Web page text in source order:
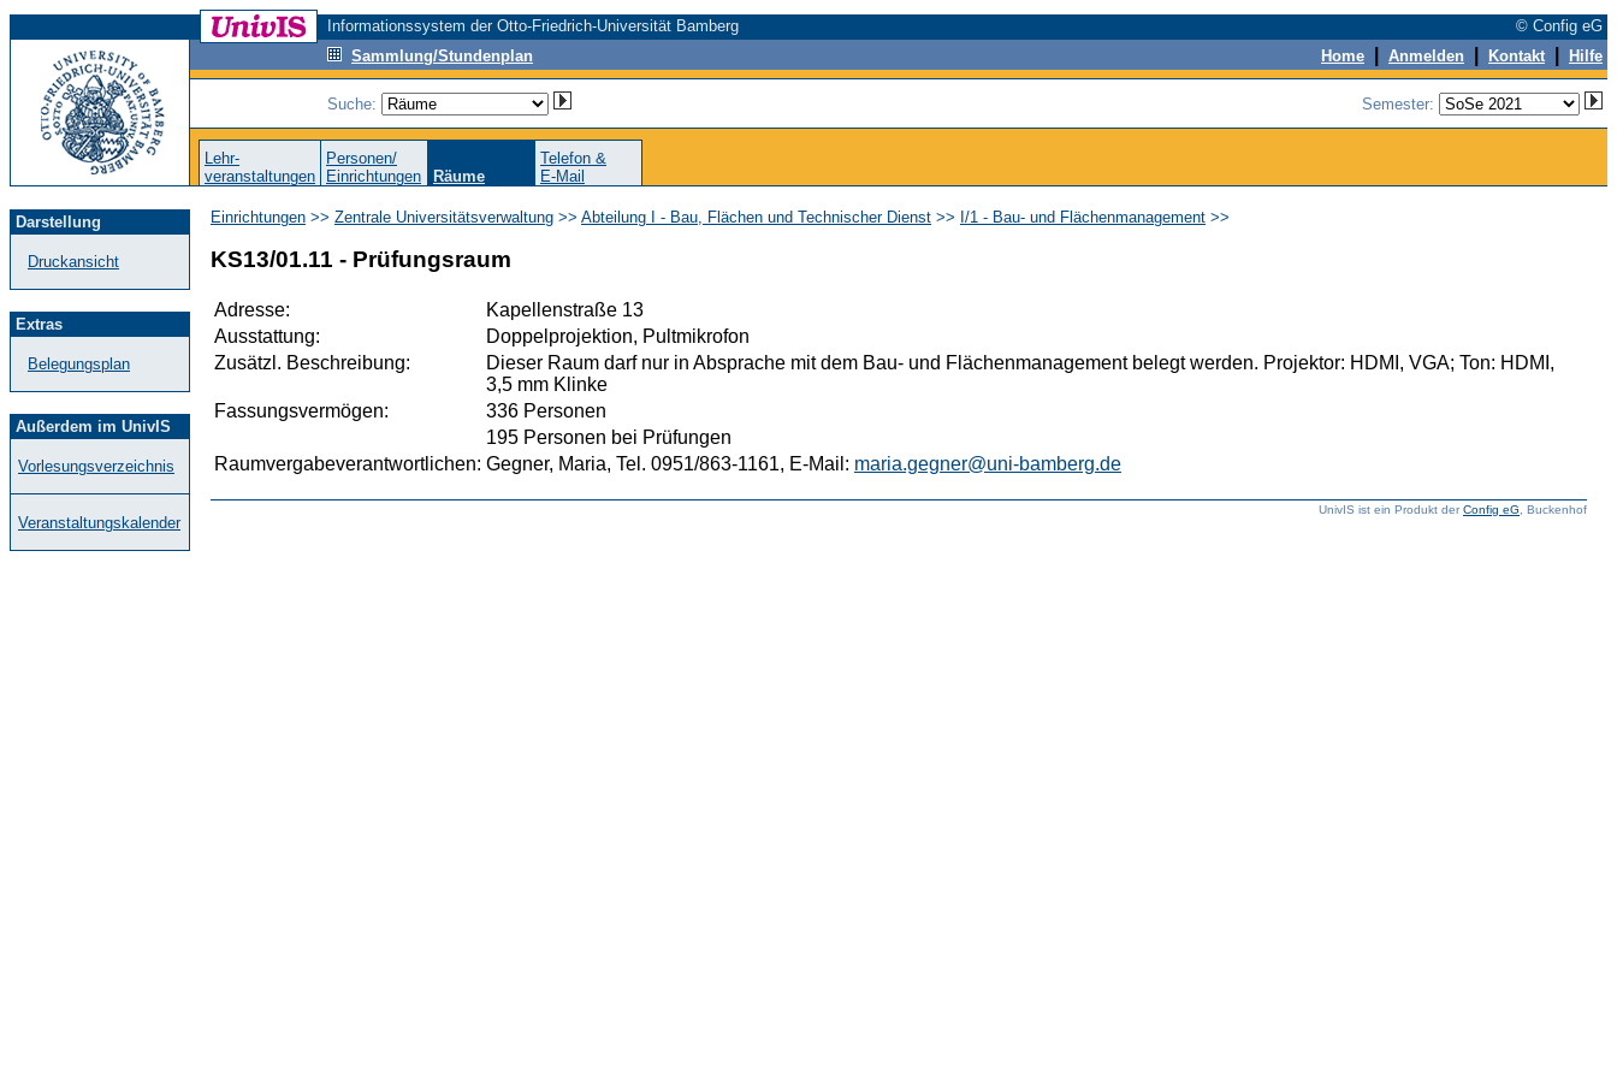
Informationssystem der Otto-Friedrich-Universität Bamberg
© Config eG
Sammlung/Stundenplan
Home Anmelden Kontakt Hilfe
Suche: Semester:
Lehr-
veranstaltungen
Personen/
Einrichtungen
Räume
Telefon &
E-Mail
Darstellung
Druckansicht
Extras
Belegungsplan
Außerdem im UnivIS
Vorlesungsverzeichnis
Veranstaltungskalender
Einrichtungen >> Zentrale Universitätsverwaltung >> Abteilung I - Bau, Flächen und Technischer Dienst >> I/1 - Bau- und Flächenmanagement >>
KS13/01.11 - Prüfungsraum
Adresse:
Kapellenstraße 13
Ausstattung:
Doppelprojektion, Pultmikrofon
Zusätzl. Beschreibung:
Dieser Raum darf nur in Absprache mit dem Bau- und Flächenmanagement belegt werden. Projektor: HDMI, VGA; Ton: HDMI,
3,5 mm Klinke
Fassungsvermögen:
336 Personen
195 Personen bei Prüfungen
Raumvergabeverantwortlichen: Gegner, Maria, Tel. 0951/863-1161, E-Mail: maria.gegner@uni-bamberg.de
UnivIS ist ein Produkt derConfig eG , Buckenhof